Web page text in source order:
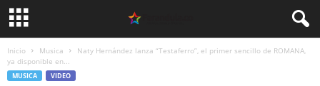
Inicio Musica
Naty Hernández lanza “Testaferro”, el primer sencillo de ROMANA,
ya disponible en...
MUSICA VIDEO